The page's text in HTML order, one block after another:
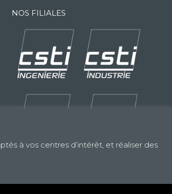
NOS FILIALES
à vos centres d’intérêt, et réaliser des